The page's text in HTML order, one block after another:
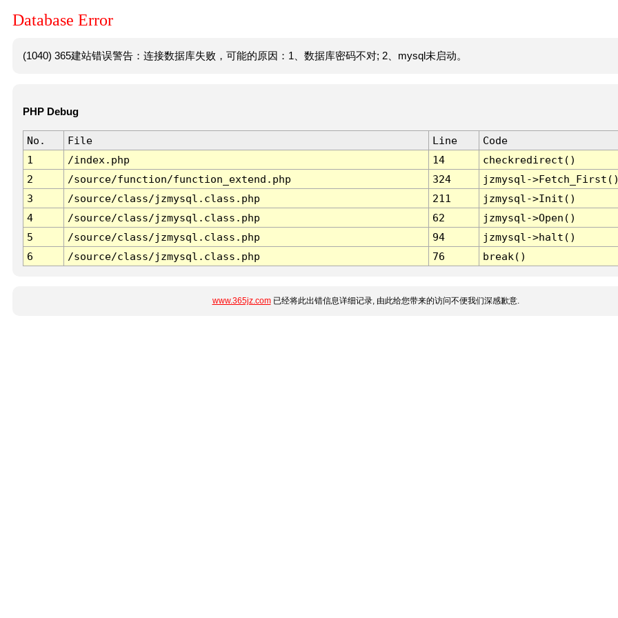
Database Error
(1040) 365建站错误警告：连接数据库失败，可能的原因：1、数据库密码不对; 2、mysql未启动。
PHP Debug
No. File Line
Code
1
/index.php 14
checkredirect()
2
/source/function/function_extend.php 324
jzmysql-
3
/source/class/jzmysql.class.php 211
jzmysql->Init()
4
/source/class/jzmysql.class.php 62
jzmysql->Open()
5
/source/class/jzmysql.class.php 94
jzmysql->halt()
6
/source/class/jzmysql.class.php 76 break()
www.365jz.com已经将此出错信息详细记录, 由此给您带来的访问不便我们深感歉意.